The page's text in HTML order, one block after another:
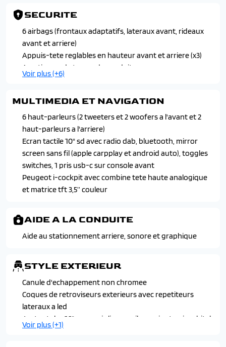
Eclairage interieur a ampoules : plafonnier avant a 3
spots ( 1 lampe et 2 liseuses)
Leve-vitres avant et arriere electriques, sequentiels et
antipincement
Retroviseur interieur a reglage jour / nuit manuel
Retroviseurs exterieurs degivrants a reglage et
Siege conducteur avec reglage manuel en hauteur
Volant reglable en hauteur et profondeur
SECURITE
6 airbags (frontaux adaptatifs, lateraux avant, rideaux
avant et arriere)
Appuis-tete reglables en hauteur avant et arriere (x3)
Avertisseur de temps de conduite
Detection de sous gonflage indirecte
Fixations suivant norme isofix et top tether avec
etiquettes de localisation aux portes laterales arriere
Programme de stabilite (esc) avec antipatinage des
roues (asr), antiblocage des roues (abs), repartiteur
electronique de freinage (ref), assistance au freinage
d'urgence (afu), controle dynamique de stabilite (cds) et
controle de stabilite de la remorque
Projecteurs peugeot led technology avec feux diurnes a
roulant
Voir plus (+6)
MULTIMEDIA ET NAVIGATION
6 haut-parleurs (2 tweeters et 2 woofers a l'avant et 2
haut-parleurs a l'arriere)
Ecran tactile 10" sd avec radio dab, bluetooth, mirror
screen sans fil (apple carpplay et android auto), toggles
switches, 1 pris usb-c sur console avant
Peugeot i-cockpit avec combine tete haute analogique
et matrice tft 3,5’’ couleur
AIDE A LA CONDUITE
Aide au stationnement arriere, sonore et graphique
STYLE EXTERIEUR
Canule d'echappement non chromee
Coques de retroviseurs exterieurs avec repetiteurs
lateraux a led
Jantes toles 16" avec enjoliveurs silom gris et noir orbital
Passages de roues noir mat
Voir plus (+1)